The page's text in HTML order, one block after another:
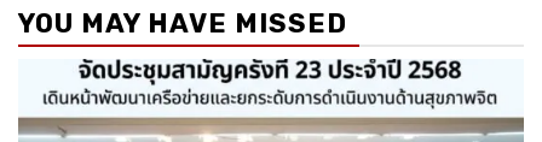
YOU MAY HAVE MISSED